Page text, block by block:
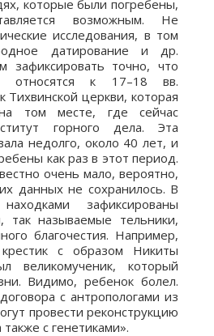
которые были погребены,
возможным. Не
исследования, в том
датирование и др.
точно, что
относятся к 17–18 вв.
Тихвинской церкви, которая
том месте, где сейчас
горного дела. Эта
недолго, около 40 лет, и
как раз в этот период.
очень мало, вероятно,
данных не сохранилось. В
зафиксированы
так называемые тельники,
благочестия. Например,
с образом Никиты
великомученик, который
Видимо, ребенок болел.
с антропологами из
провести реконструкцию
с генетиками».